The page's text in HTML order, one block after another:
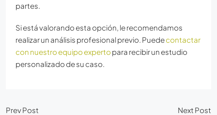
partes.
Si está valorando esta opción, le recomendamos
realizar un análisis profesional previo. Puedecontactar
con nuestro equipo experto para recibir un estudio
personalizado de su caso.
Prev Post
Next Post